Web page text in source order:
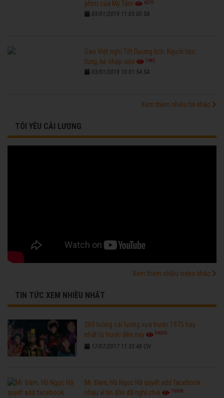
phim của Mỹ Tâm
6270
03/01/2019 11:03:00 SA
Sao Việt nghỉ Tết Dương lịch: Người tiệc
tùng, kẻ nhập viện
7682
03/01/2019 10:01:54 SA
Xem thêm nhiều tin khác
TÔI YÊU CẢI LƯƠNG
Xem thêm nhiều video khác
TIN TỨC XEM NHIỀU NHẤT
260 tuồng cải lương xưa trước 1975 hay
nhất từ trước đến nay
96205
17/07/2017 11:33:48 CH
Mr. Đàm, Hồ Ngọc Hà quyết add facebook
nhau vì tin đồn đã nghỉ chơi
76308